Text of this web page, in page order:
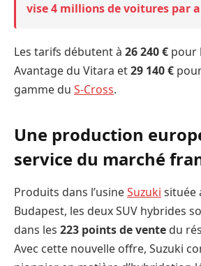
vise 4 millions de voitures par
Les tarifs débutent à 26 240 € pour
Avantage du Vitara et29 140 €
gamme du S-Cross.
Une production
service du marché
Produits dans l’usineSuzuki située
Budapest, les deux SUV hybrides
dans les 223 points de vente du
Avec cette nouvelle offre, Suzuki